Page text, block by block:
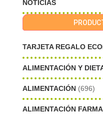
NOTICIAS
TARJETA REGALO
ALIMENTACIÓN Y
ALIMENTACIÓN (696)
ALIMENTACIÓN